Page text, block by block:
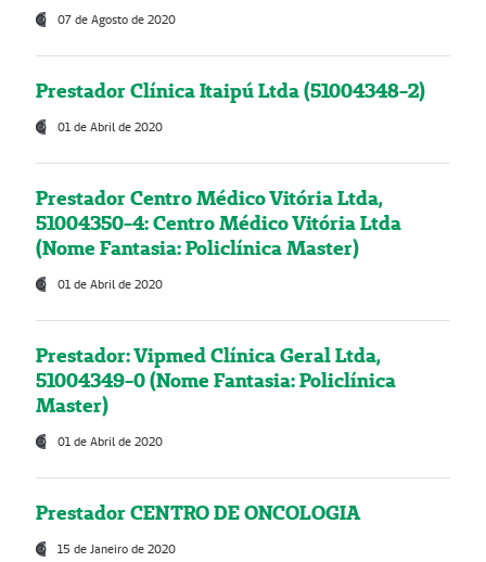
07 de Agosto de 2020
Prestador Clínica Itaipú Ltda (51004348-2)
01 de Abril de 2020
Prestador Centro Médico Vitória Ltda,
51004350-4: Centro Médico Vitória Ltda
(Nome Fantasia: Policlínica Master)
01 de Abril de 2020
Prestador: Vipmed Clínica Geral Ltda,
51004349-0 (Nome Fantasia: Policlínica
Master)
01 de Abril de 2020
Prestador CENTRO DE ONCOLOGIA
15 de Janeiro de 2020